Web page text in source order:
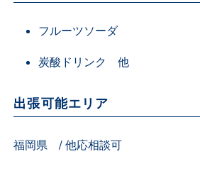
フルーツソーダ
炭酸ドリンク 他
出張可能エリア
福岡県 / 他応相談可